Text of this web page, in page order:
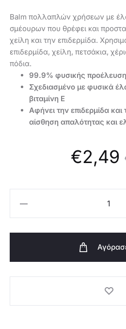
Balm πολλαπλών χρήσεων με
σμέουρων που θρέφει και
χείλη και την επιδερμίδα.
επιδερμίδα, χείλη, πετσάκια,
πόδια.
99.9% φυσικής
Σχεδιασμένο με φυσικά
βιταμίνη Ε
Αφήνει την επιδερμίδα
αίσθηση απαλότητας και
Original
price
€4,50.
€2,49
είναι:
-